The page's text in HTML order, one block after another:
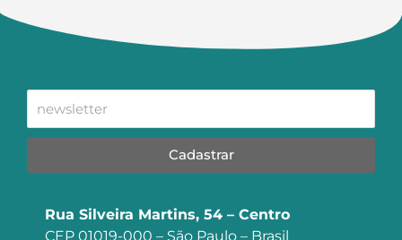
Cadastrar
Rua Silveira Martins, 54 – Centro
CEP 01019-000 – São Paulo – Brasil